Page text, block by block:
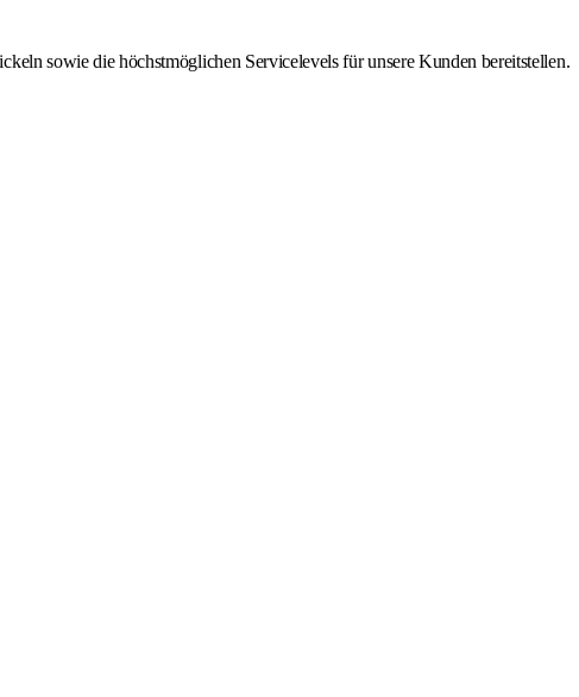
sowie die höchstmöglichen Servicelevels für unsere Kunden bereitstellen.